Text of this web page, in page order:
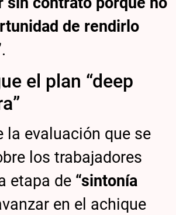
de rendirlo
el plan “deep
la evaluación que se
los trabajadores
etapa de “sintonía
en el achique